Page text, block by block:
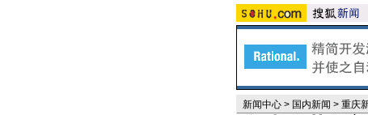
新闻中心 > 国内新闻 > 重庆